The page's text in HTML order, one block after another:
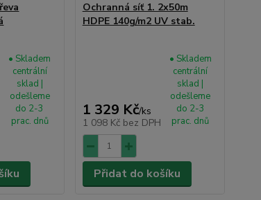
• Skladem
centrální
sklad |
odešleme
do 2-3
prac. dnů
Ochranná síť 1. 2x50m
HDPE 140g/m2 UV stab.
1 329 Kč/ks
1 098 Kč bez DPH
• Skladem
centrální
sklad |
odešleme
do 2-3
prac. dnů
Přidat do košíku